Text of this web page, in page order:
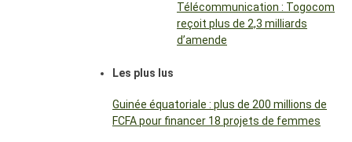
Télécommunication : Togocom
reçoit plus de 2,3 milliards
d’amende
Les plus lus
Guinée équatoriale : plus de 200 millions de
FCFA pour financer 18 projets de femmes